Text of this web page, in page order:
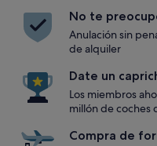
No te
Anulación sin
de alquiler
Date un
Los miembros
millón de coches
Compra de